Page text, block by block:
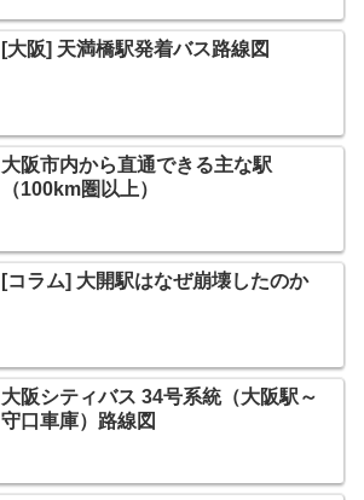
[大阪] 天満橋駅発着バス路線図
大阪市内から直通できる主な駅
（100km圏以上）
[コラム] 大開駅はなぜ崩壊したのか
大阪シティバス 34号系統（大阪駅～
守口車庫）路線図